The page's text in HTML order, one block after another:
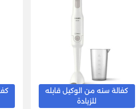
كفالة سنه من الوكيل قابله
للزيادة